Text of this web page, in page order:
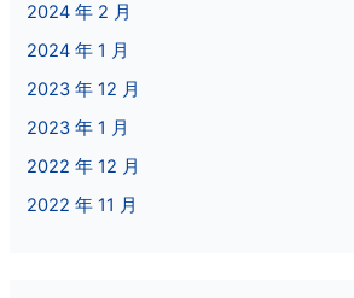
2024 年 2 月
2024 年 1 月
2023 年 12 月
2023 年 1 月
2022 年 12 月
2022 年 11 月